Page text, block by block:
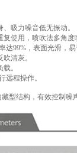
吸力噪音低无振动。
使用，喷吹法多角度
达99%，表面光滑，
清灰。
。
远程操作。
型结构，有效控制